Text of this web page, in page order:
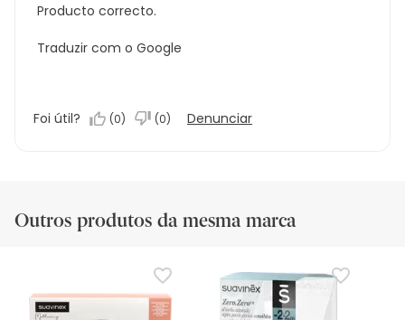
Producto correcto.
Traduzir com o Google
Foi útil? (0) (0) Denunciar
Outros produtos da mesma marca